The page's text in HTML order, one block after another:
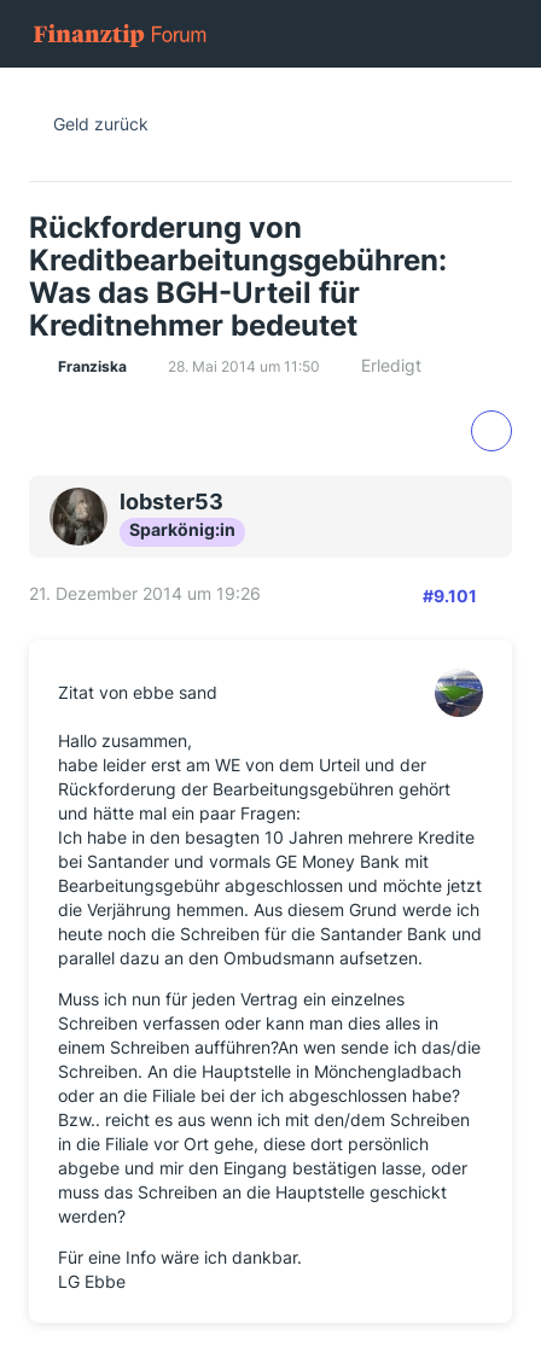
Geld zurück
Rückforderung von
Kreditbearbeitungsgebühren:
Was das BGH-Urteil für
Kreditnehmer bedeutet
Franziska 28. Mai 2014 um 11:50 Erledigt
lobster53
Sparkönig:in
21. Dezember 2014 um 19:26 #9.101
Zitat von ebbe sand
Hallo zusammen,
habe leider erst am WE von dem Urteil und der
Rückforderung der Bearbeitungsgebühren gehört
und hätte mal ein paar Fragen:
Ich habe in den besagten 10 Jahren mehrere Kredite
bei Santander und vormals GE Money Bank mit
Bearbeitungsgebühr abgeschlossen und möchte jetzt
die Verjährung hemmen. Aus diesem Grund werde ich
heute noch die Schreiben für die Santander Bank und
parallel dazu an den Ombudsmann aufsetzen.
Muss ich nun für jeden Vertrag ein einzelnes
Schreiben verfassen oder kann man dies alles in
einem Schreiben aufführen?An wen sende ich das/die
Schreiben. An die Hauptstelle in Mönchengladbach
oder an die Filiale bei der ich abgeschlossen habe?
Bzw.. reicht es aus wenn ich mit den/dem Schreiben
in die Filiale vor Ort gehe, diese dort persönlich
abgebe und mir den Eingang bestätigen lasse, oder
muss das Schreiben an die Hauptstelle geschickt
werden?
Für eine Info wäre ich dankbar.
LG Ebbe